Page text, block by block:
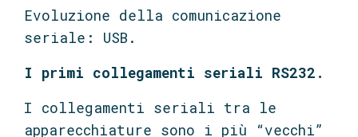
Evoluzione della comunicazione
seriale: USB.
I primi collegamenti seriali RS232.
I collegamenti seriali tra le
apparecchiature sono i più “vecchi”